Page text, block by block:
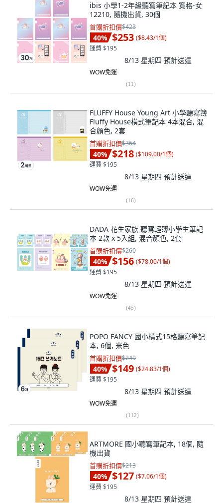
ibis 小學1-2年級聽寫筆記本 寬格-女
12210, 隨機出貨, 30個
首購折扣價$423
40% $253 ($8.43/1個)
運費 $195
8/13 星期四 預計送達
WOW免運
(11)
FLUFFY House Young Art 小學聽寫簿
Fluffy House橫式筆記本 4本混合, 混
合顏色, 2套
首購折扣價$364
40% $218 ($109.00/1個)
運費 $195
8/13 星期四 預計送達
WOW免運
(16)
DADA 花生家族 聽寫輕薄小學生筆記
本 2款 x 5入組, 混合顏色, 2套
首購折扣價$260
40% $156 ($78.00/1個)
運費 $195
8/13 星期四 預計送達
WOW免運
(45)
POPO FANCY 國小橫式15格聽寫筆記
本, 6個, 米色
首購折扣價$249
40% $149 ($24.83/1個)
運費 $195
8/13 星期四 預計送達
WOW免運
(112)
ARTMORE 國小聽寫筆記本, 18個, 隨
機出貨
首購折扣價$213
40% $127 ($7.06/1個)
運費 $195
8/13 星期四 預計送達